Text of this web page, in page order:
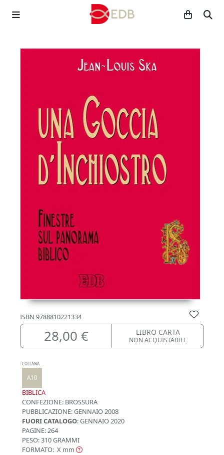
ISBN 9788810221334
28,00 € LIBRO CARTA
NON ACQUISTABILE
COLLANA
A10
BIBLICA
CONFEZIONE: BROSSURA
PUBBLICAZIONE:GENNAIO 2008
FUORI CATALOGO: GENNAIO 2020
PAGINE: 264
PESO: 310 GRAMMI
FORMATO: X mm